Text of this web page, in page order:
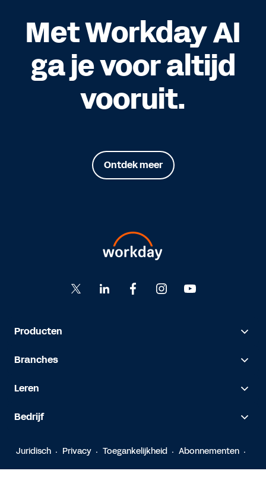
Met Workday AI
ga je voor altijd
vooruit.
Ontdek meer
Producten
Branches
Leren
Bedrijf
Juridisch Privacy Toegankelijkheid Abonnementen